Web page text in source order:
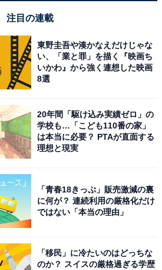
注目の連載
東野圭吾や湊かなえだけじゃな
い、「業と罪」を描く『映画ち
いかわ』から強く連想した映画
8選
20年間「駆け込み実績ゼロ」の
学校も…「こども110番の家」
は本当に必要？ PTAが直面する
理想と現実
「青春18きっぷ」販売激減の裏
に何が？ 連続利用の厳格化だけ
ではない「本当の理由」
「移民」に冷たいのはどっちな
のか？ スイスの厳格過ぎる学歴